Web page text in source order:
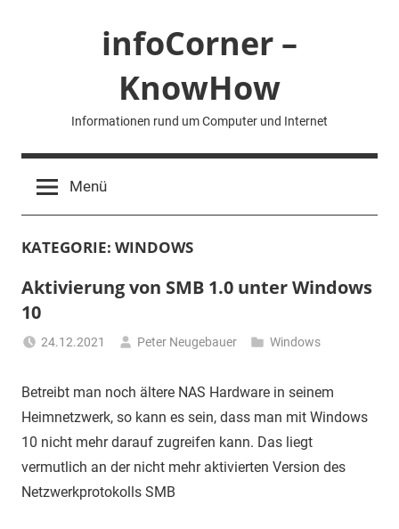
infoCorner –
KnowHow
Informationen rund um Computer und Internet
Menü
KATEGORIE: WINDOWS
Aktivierung von SMB 1.0 unter Windows
10
24.12.2021 Peter Neugebauer Windows
Betreibt man noch ältere NAS Hardware in seinem
Heimnetzwerk, so kann es sein, dass man mit Windows
10 nicht mehr darauf zugreifen kann. Das liegt
vermutlich an der nicht mehr aktivierten Version des
Netzwerkprotokolls SMB